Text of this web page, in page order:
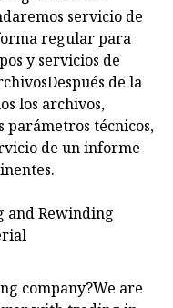
servicio de
regular para
y servicios de
de la
los archivos,
parámetros técnicos,
de un informe
company?We are